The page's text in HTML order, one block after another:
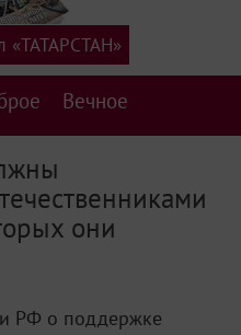
Вечное
«ТАТАРСТАН»
они
РФ о поддержке